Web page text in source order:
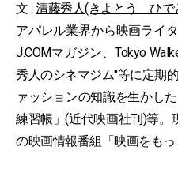
文 : 清藤秀人(きよとう ひで
アパレル業界から映画ライ
J.COMマガジン、Tokyo
秀人のシネマジム"等に定期
ァッションの知識を生かし
練習帳」(近代映画社刊)等。
の映画情報番組「映画をもっ